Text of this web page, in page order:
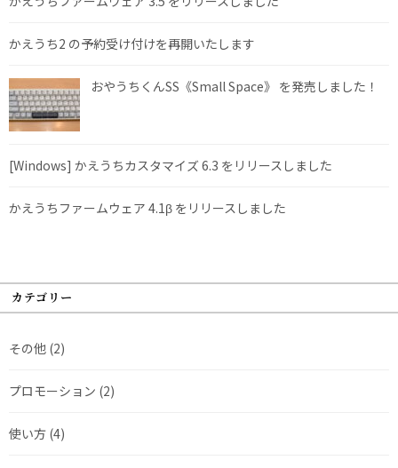
かえうち2 の予約受け付けを再開いたします
おやうちくんSS《Small Space》 を発売しました！
[Windows] かえうちカスタマイズ 6.3 をリリースしました
かえうちファームウェア 4.1β をリリースしました
カテゴリー
その他 (2)
プロモーション (2)
使い方 (4)